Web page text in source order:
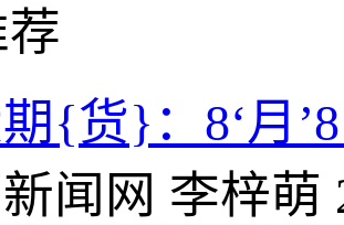
{货}：8‘月
闻网 李梓萌